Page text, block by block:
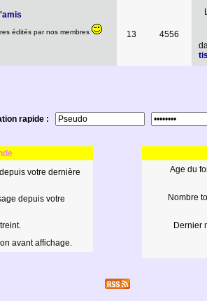
édités par nos membres 13 4556
rapide :
votre dernière
depuis votre
avant affichage.
Age du
Nombre
Dernier